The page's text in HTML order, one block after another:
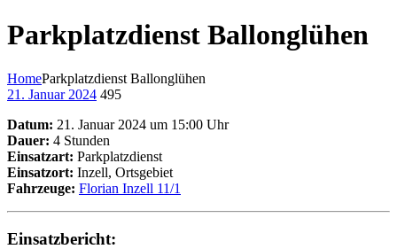
Parkplatzdienst Ballonglühen
HomeParkplatzdienst Ballonglühen
21. Januar 2024 495
Datum: 21. Januar 2024 um 15:00 Uhr
Dauer: 4 Stunden
Einsatzart: Parkplatzdienst
Einsatzort: Inzell, Ortsgebiet
Fahrzeuge: Florian Inzell 11/1
Einsatzbericht: